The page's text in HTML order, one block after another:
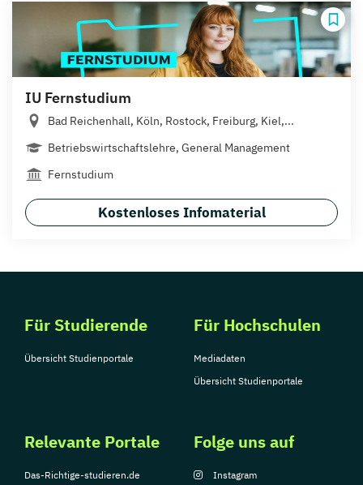
IU Fernstudium
Bad Reichenhall, Köln, Rostock, Freiburg, Kiel,...
Betriebswirtschaftslehre, General Management
Fernstudium
Kostenloses Infomaterial
Für Studierende
Übersicht Studienportale
Für Hochschulen
Mediadaten
Übersicht Studienportale
Relevante Portale
Das-Richtige-studieren.de
Folge uns auf
Instagram